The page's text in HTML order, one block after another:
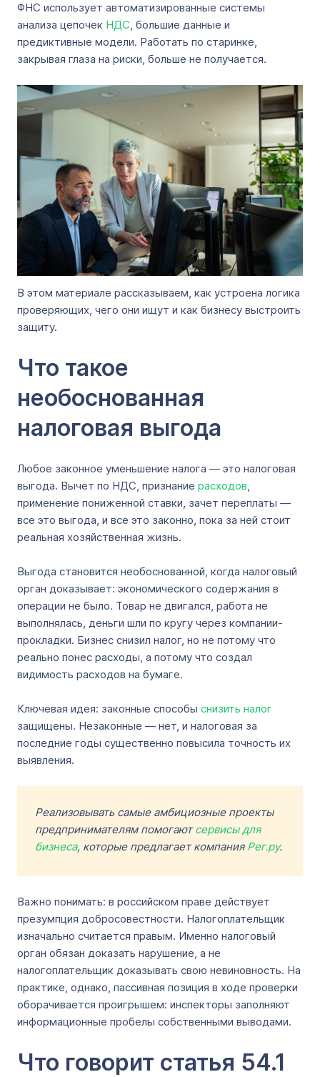
ФНС использует автоматизированные системы
анализа цепочек НДС, большие данные и
предиктивные модели. Работать по старинке,
закрывая глаза на риски, больше не получается.
В этом материале рассказываем, как устроена логика
проверяющих, чего они ищут и как бизнесу выстроить
защиту.
Что такое
необоснованная
налоговая выгода
Любое законное уменьшение налога — это налоговая
выгода. Вычет по НДС, признание расходов
применение пониженной ставки, зачет переплаты —
все это выгода, и все это законно, пока за ней стоит
реальная хозяйственная жизнь.
Выгода становится необоснованной, когда налоговый
орган доказывает: экономического содержания в
операции не было. Товар не двигался, работа не
выполнялась, деньги шли по кругу через компании-
прокладки. Бизнес снизил налог, но не потому что
реально понес расходы, а потому что создал
видимость расходов на бумаге.
Ключевая идея: законные способы снизить налог
защищены. Незаконные — нет, и налоговая за
последние годы существенно повысила точность их
выявления.
Реализовывать самые амбициозные проекты
предпринимателям помогаютсервисы для
бизнеса, которые предлагает компанияРег.ру.
Важно понимать: в российском праве действует
презумпция добросовестности. Налогоплательщик
изначально считается правым. Именно налоговый
орган обязан доказать нарушение, а не
налогоплательщик доказывать свою невиновность. На
практике, однако, пассивная позиция в ходе проверки
оборачивается проигрышем: инспекторы заполняют
информационные пробелы собственными выводами.
Что говорит статья 54.1